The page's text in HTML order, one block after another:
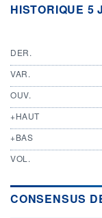
HISTORIQUE 5
DER.
VAR.
OUV.
+HAUT
+BAS
VOL.
CONSENSUS